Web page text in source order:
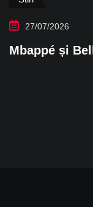
27/07/2026
Mbappé și